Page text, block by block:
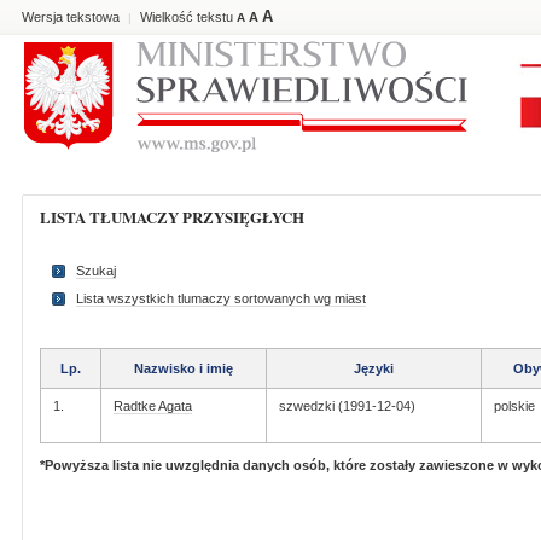
Wersja tekstowa | Wielkość tekstu A A A
LISTA TŁUMACZY PRZYSIĘGŁYCH
Szukaj
Lista wszystkich tlumaczy sortowanych wg miast
Lp. Nazwisko i imię Języki
1. Radtke Agata szwedzki (1991-12-04) polskie
*Powyższa lista nie uwzględnia danych osób, które zostały zawieszone w